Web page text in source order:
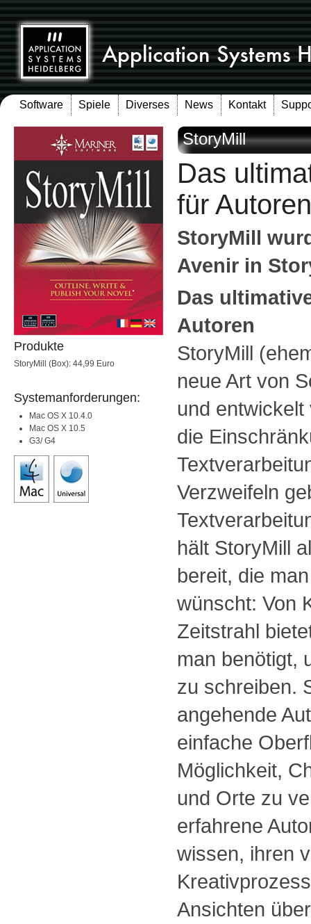
Software Spiele Diverses News Kontakt
Produkte
StoryMill (Box): 44,99 Euro
Systemanforderungen:
Mac OS X 10.4.0
Mac OS X 10.5
G3/ G4
StoryMill
Das
für
StoryMill
Avenir in
Das
Autoren
StoryMill
neue Art von
und entwickelt
die
Verzweifeln
hält StoryMill
bereit, die
wünscht: Von
Zeitstrahl
man benötigt,
zu schreiben.
angehende
einfache
Möglichkeit,
und Orte zu
erfahrene
wissen, ihren
Ansichten